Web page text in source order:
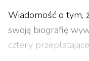
Wiadomość o tym,
swoją biografię
cztery